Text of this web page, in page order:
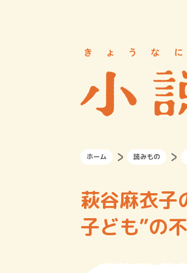
ホーム 読みもの
萩谷麻衣子
子ども”の